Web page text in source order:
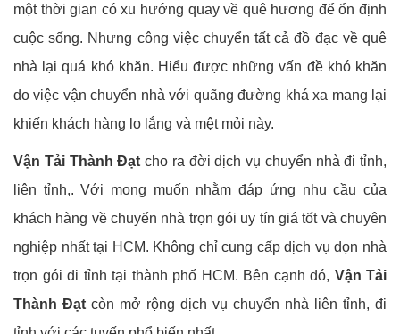
một thời gian có xu hướng quay về quê hương để ổn định
cuộc sống. Nhưng công việc chuyển tất cả đồ đạc về quê
nhà lại quá khó khăn. Hiểu được những vấn đề khó khăn
do việc vận chuyển nhà với quãng đường khá xa mang lại
khiến khách hàng lo lắng và mệt mỏi này.
Vận Tải Thành Đạt cho ra đời dịch vụ chuyển nhà đi tỉnh,
liên tỉnh,. Với mong muốn nhằm đáp ứng nhu cầu của
khách hàng về chuyển nhà trọn gói uy tín giá tốt và chuyên
nghiệp nhất tại HCM. Không chỉ cung cấp dịch vụ dọn nhà
trọn gói đi tỉnh tại thành phố HCM. Bên cạnh đó, Vận Tải
Thành Đạt còn mở rộng dịch vụ chuyển nhà liên tỉnh, đi